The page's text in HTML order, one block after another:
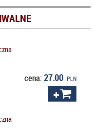
cena: 27.00 PLN